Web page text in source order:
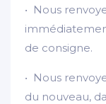
• Nous
de consigne.
• Nous
du nouveau,